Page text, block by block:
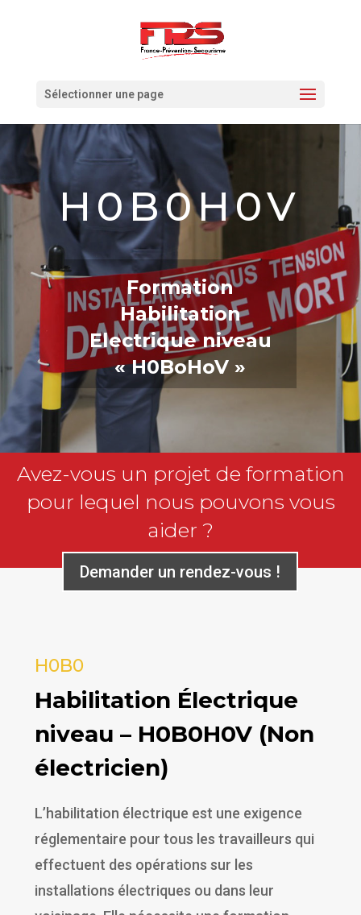
Sélectionner une page
H0B0H0V
Formation
Habilitation
Electrique niveau
« H0BoHoV »
Avez-vous un projet de formation
pour lequel nous pouvons vous
aider ?
Demander un rendez-vous !
H0B0
Habilitation Électrique
niveau – H0B0H0V (Non
électricien)
L’habilitation électrique est une exigence
réglementaire pour tous les travailleurs qui
effectuent des opérations sur les
installations électriques ou dans leur